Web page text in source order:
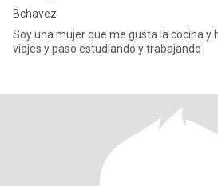
Bchavez
Soy una mujer que me gusta la cocina y
viajes y paso estudiando y trabajando